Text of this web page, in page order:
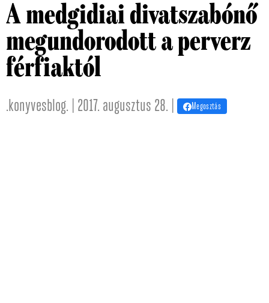
A medgidiai divatszabónő
megundorodott a perverz
férfiaktól
.konyvesblog. | 2017. augusztus 28. | Megosztás